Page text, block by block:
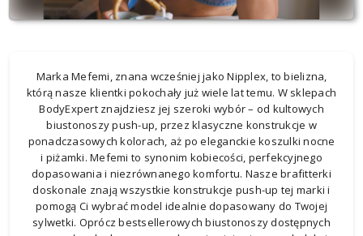
Marka Mefemi, znana wcześniej jako Nipplex, to bielizna,
którą nasze klientki pokochały już wiele lat temu. W sklepach
BodyExpert znajdziesz jej szeroki wybór – od kultowych
biustonoszy push-up, przez klasyczne konstrukcje w
ponadczasowych kolorach, aż po eleganckie koszulki nocne
i piżamki. Mefemi to synonim kobiecości, perfekcyjnego
dopasowania i niezrównanego komfortu. Nasze brafitterki
doskonale znają wszystkie konstrukcje push-up tej marki i
pomogą Ci wybrać model idealnie dopasowany do Twojej
sylwetki. Oprócz bestsellerowych biustonoszy dostępnych